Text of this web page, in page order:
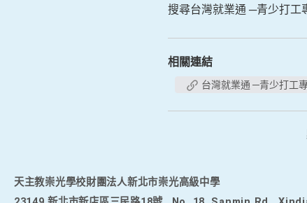
搜尋台灣就業通 ─青少打工
相關連結
台灣就業通 ─青少打工
天主教崇光學校財團法人新北市崇光高級中學